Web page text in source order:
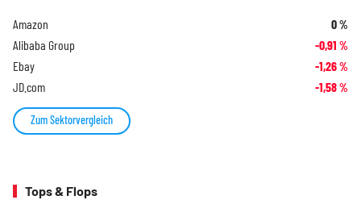
Amazon 0%
Alibaba Group -0,91 %
Ebay -1,26%
JD.com -1,58%
Zum Sektorvergleich
Tops & Flops